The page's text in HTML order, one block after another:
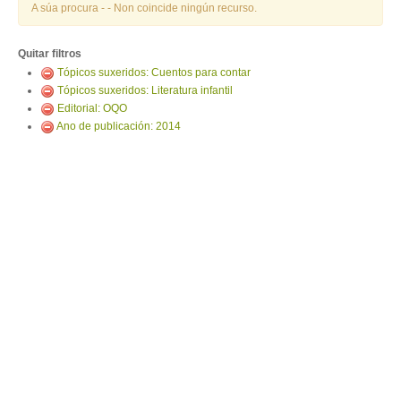
A súa procura - - Non coincide ningún recurso.
Quitar filtros
Tópicos suxeridos: Cuentos para contar
Tópicos suxeridos: Literatura infantil
Editorial: OQO
Ano de publicación: 2014